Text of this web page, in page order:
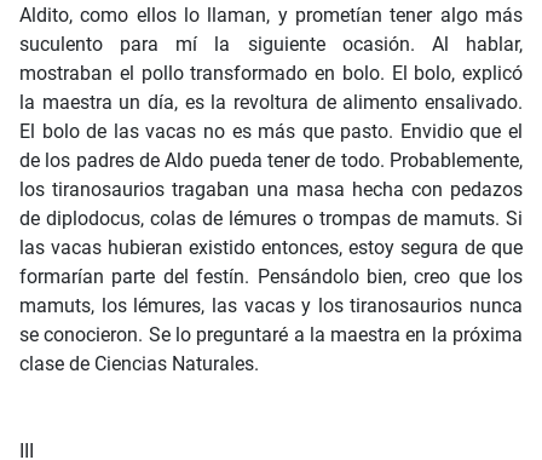
Aldito, como ellos lo llaman, y prometían tener algo más
suculento para mí la siguiente ocasión. Al hablar,
mostraban el pollo transformado en bolo. El bolo, explicó
la maestra un día, es la revoltura de alimento ensalivado.
El bolo de las vacas no es más que pasto. Envidio que el
de los padres de Aldo pueda tener de todo. Probablemente,
los tiranosaurios tragaban una masa hecha con pedazos
de diplodocus, colas de lémures o trompas de mamuts. Si
las vacas hubieran existido entonces, estoy segura de que
formarían parte del festín. Pensándolo bien, creo que los
mamuts, los lémures, las vacas y los tiranosaurios nunca
se conocieron. Se lo preguntaré a la maestra en la próxima
clase de Ciencias Naturales.